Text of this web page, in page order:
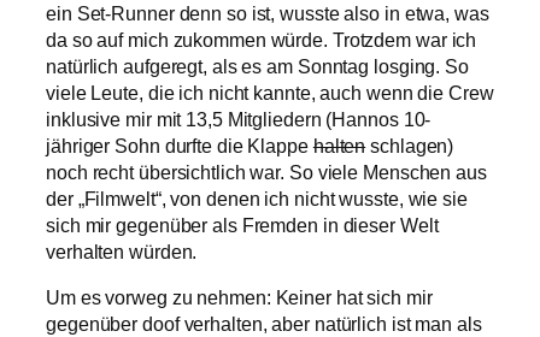
ein Set-Runner denn so ist, wusste also in etwa, was
da so auf mich zukommen würde. Trotzdem war ich
natürlich aufgeregt, als es am Sonntag losging. So
viele Leute, die ich nicht kannte, auch wenn die Crew
inklusive mir mit 13,5 Mitgliedern (Hannos 10-
jähriger Sohn durfte die Klappehaltenschlagen)
noch recht übersichtlich war. So viele Menschen aus
der „Filmwelt“, von denen ich nicht wusste, wie sie
sich mir gegenüber als Fremden in dieser Welt
verhalten würden.
Um es vorweg zu nehmen: Keiner hat sich mir
gegenüber doof verhalten, aber natürlich ist man als